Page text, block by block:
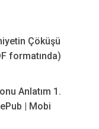
Çöküşü
formatında)
Anlatım 1.
| Mobi